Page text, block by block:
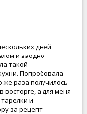
дней
и заодно
такой
Попробовала
же раза получилось
восторге, а для меня
и
за рецепт!